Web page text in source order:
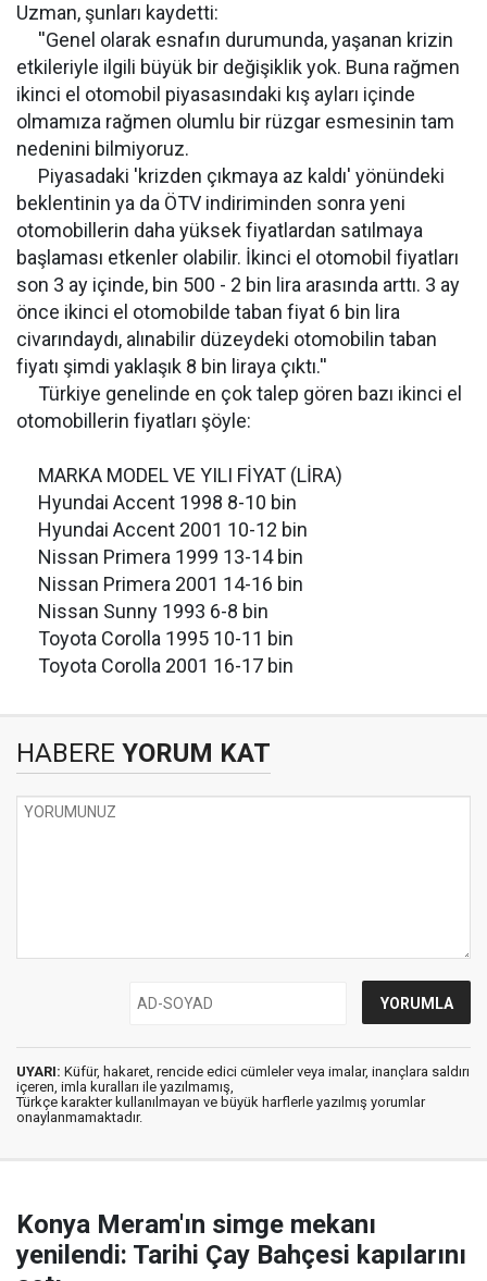
Uzman, şunları kaydetti:
''Genel olarak esnafın durumunda, yaşanan krizin
etkileriyle ilgili büyük bir değişiklik yok. Buna rağmen
ikinci el otomobil piyasasındaki kış ayları içinde
olmamıza rağmen olumlu bir rüzgar esmesinin tam
nedenini bilmiyoruz.
Piyasadaki 'krizden çıkmaya az kaldı' yönündeki
beklentinin ya da ÖTV indiriminden sonra yeni
otomobillerin daha yüksek fiyatlardan satılmaya
başlaması etkenler olabilir. İkinci el otomobil fiyatları
son 3 ay içinde, bin 500 - 2 bin lira arasında arttı. 3 ay
önce ikinci el otomobilde taban fiyat 6 bin lira
civarındaydı, alınabilir düzeydeki otomobilin taban
fiyatı şimdi yaklaşık 8 bin liraya çıktı.''
Türkiye genelinde en çok talep gören bazı ikinci el
otomobillerin fiyatları şöyle:
MARKA MODEL VE YILI FİYAT (LİRA)
Hyundai Accent 1998 8-10 bin
Hyundai Accent 2001 10-12 bin
Nissan Primera 1999 13-14 bin
Nissan Primera 2001 14-16 bin
Nissan Sunny 1993 6-8 bin
Toyota Corolla 1995 10-11 bin
Toyota Corolla 2001 16-17 bin
HABERE YORUM KAT
UYARI: Küfür, hakaret, rencide edici cümleler veya imalar, inançlara saldırı
içeren, imla kuralları ile yazılmamış,
Türkçe karakter kullanılmayan ve büyük harflerle yazılmış yorumlar
onaylanmamaktadır.
Konya Meram'ın simge mekanı
yenilendi: Tarihi Çay Bahçesi kapılarını